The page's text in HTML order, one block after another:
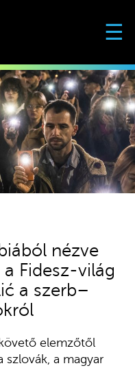
☰
nézve
Fidesz-világ
a szerb–
elemzőtől
szlovák, a magyar